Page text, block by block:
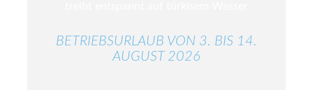
BETRIEBSURLAUB VON 3. BIS 14.
AUGUST 2026